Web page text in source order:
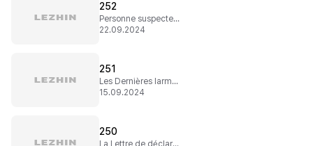
252
Personne suspecte et stalker
22.09.2024
251
Les Dernières larmes
15.09.2024
250
La Lettre de déclaration